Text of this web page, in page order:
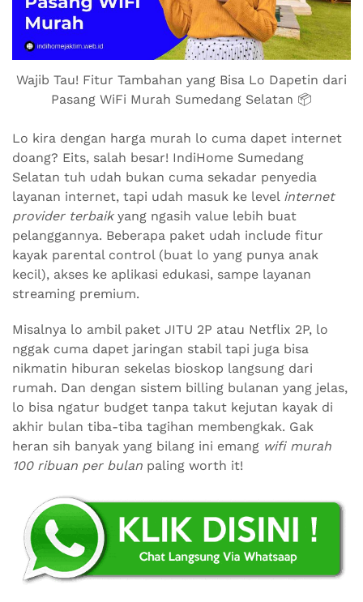
Wajib Tau! Fitur Tambahan yang Bisa Lo Dapetin dari
Pasang WiFi Murah Sumedang Selatan 📦
Lo kira dengan harga murah lo cuma dapet internet
doang? Eits, salah besar! IndiHome Sumedang
Selatan tuh udah bukan cuma sekadar penyedia
layanan internet, tapi udah masuk ke level internet
provider terbaikyang ngasih value lebih buat
pelanggannya. Beberapa paket udah include fitur
kayak parental control (buat lo yang punya anak
kecil), akses ke aplikasi edukasi, sampe layanan
streaming premium.
Misalnya lo ambil paket JITU 2P atau Netflix 2P, lo
nggak cuma dapet jaringan stabil tapi juga bisa
nikmatin hiburan sekelas bioskop langsung dari
rumah. Dan dengan sistem billing bulanan yang jelas,
lo bisa ngatur budget tanpa takut kejutan kayak di
akhir bulan tiba-tiba tagihan membengkak. Gak
heran sih banyak yang bilang ini emang wifi murah
100 ribuan per bulan paling worth it!